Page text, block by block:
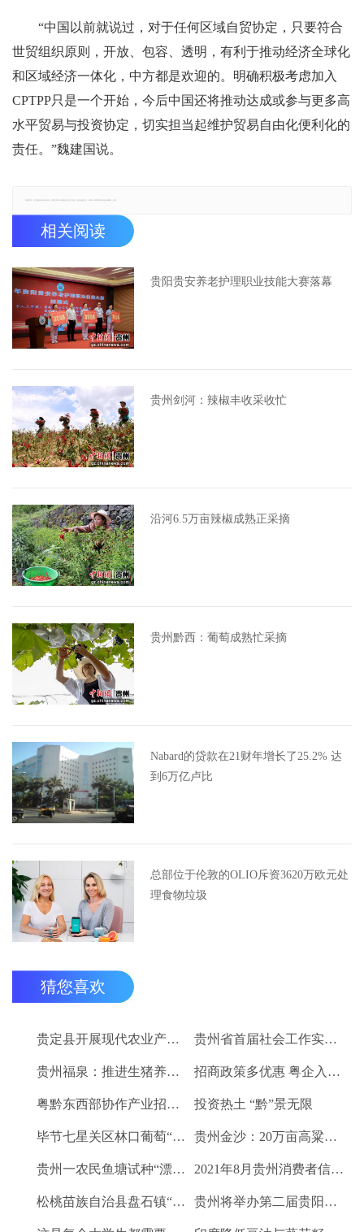
“中国以前就说过，对于任何区域自贸协定，只要符合
世贸组织原则，开放、包容、透明，有利于推动经济全球化
和区域经济一体化，中方都是欢迎的。明确积极考虑加入
CPTPP只是一个开始，今后中国还将推动达成或参与更多高
水平贸易与投资协定，切实担当起维护贸易自由化便利化的
责任。”魏建国说。
相关阅读
贵阳贵安养老护理职业技能大赛落幕
贵州剑河：辣椒丰收采收忙
沿河6.5万亩辣椒成熟正采摘
贵州黔西：葡萄成熟忙采摘
Nabard的贷款在21财年增长了25.2% 达
到6万亿卢比
总部位于伦敦的OLIO斥资3620万欧元处
理食物垃圾
猜您喜欢
贵定县开展现代农业产业“稻+N”田间示范技术培训 贵州省首届社会工作实务技能大赛启动
贵州福泉：推进生猪养殖现代化 开创产业发展新格局 招商政策多优惠 粤企入黔得实惠
粤黔东西部协作产业招商对接会将于9月8日举行 投资热土 “黔”景无限
毕节七星关区林口葡萄“卖”进羊城 贵州金沙：20万亩高粱、2.67万亩烤烟喜获丰收
贵州一农民鱼塘试种“漂浮水稻”获成功 亩产千斤稻谷 2021年8月贵州消费者信心及健康指数创下新高
松桃苗族自治县盘石镇“三驾马车”拉出人民群众平安幸福生活 贵州将举办第二届贵阳工业博览会